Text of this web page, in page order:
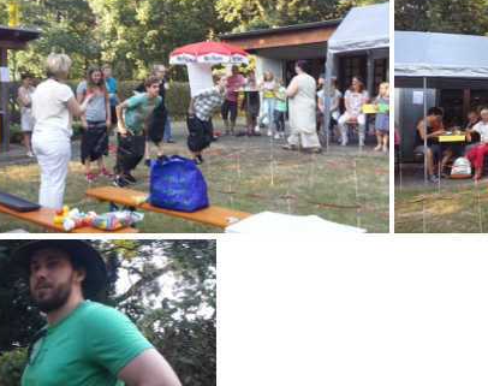
20160910 172819
20160910 175556